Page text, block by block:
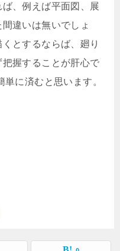
、例えば平面図、展
違いは無いでしょ
とするならば、廻り
握することが肝心で
に済むと思います。